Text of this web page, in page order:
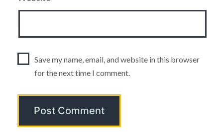
Save my name, email, and website in this browser
for the next time I comment.